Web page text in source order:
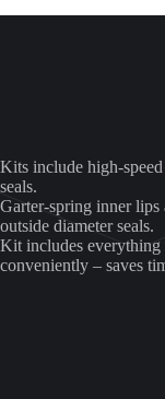
Kits include high-
seals.
Garter-spring inner
outside diameter seals.
Kit includes everything
conveniently – saves